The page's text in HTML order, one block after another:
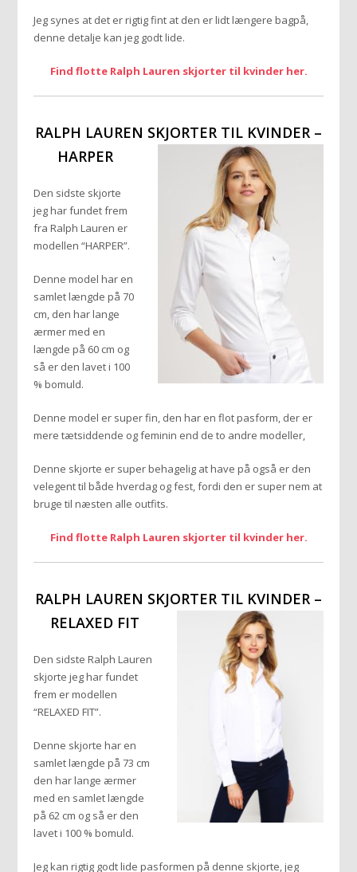
Jeg synes at det er rigtig fint at den er lidt længere bagpå,
denne detalje kan jeg godt lide.
Find flotte Ralph Lauren skjorter til kvinder her.
RALPH LAUREN SKJORTER TIL KVINDER –
HARPER
Den sidste skjorte
jeg har fundet frem
fra Ralph Lauren er
modellen “HARPER”.
Denne model har en
samlet længde på 70
cm, den har lange
ærmer med en
længde på 60 cm og
så er den lavet i 100
% bomuld.
Denne model er super fin, den har en flot pasform, der er
mere tætsiddende og feminin end de to andre modeller,
Denne skjorte er super behagelig at have på også er den
velegent til både hverdag og fest, fordi den er super nem at
bruge til næsten alle outfits.
Find flotte Ralph Lauren skjorter til kvinder her.
RALPH LAUREN SKJORTER TIL KVINDER –
RELAXED FIT
Den sidste Ralph Lauren
skjorte jeg har fundet
frem er modellen
“RELAXED FIT”.
Denne skjorte har en
samlet længde på 73 cm
den har lange ærmer
med en samlet længde
på 62 cm og så er den
lavet i 100 % bomuld.
Jeg kan rigtig godt lide pasformen på denne skjorte, jeg